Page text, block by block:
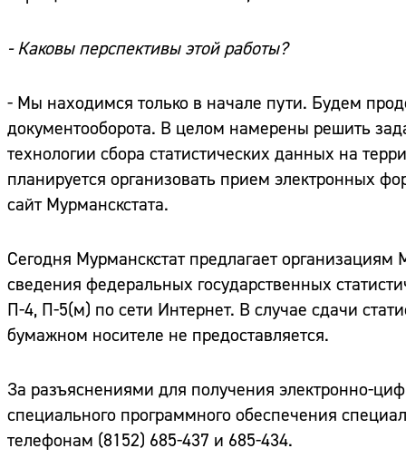
- Каковы перспективы этой работы?
- Мы находимся только в начале пути. Будем
документооборота. В целом намерены решить
технологии сбора статистических данных на
планируется организовать прием электронных
сайт Мурманскстата.
Сегодня Мурманскстат предлагает
сведения федеральных государственных
П-4, П-5(м) по сети Интернет. В случае сдачи
бумажном носителе не предоставляется.
За разъяснениями для получения электронно-
специального программного обеспечения
телефонам (8152) 685-437 и 685-434.